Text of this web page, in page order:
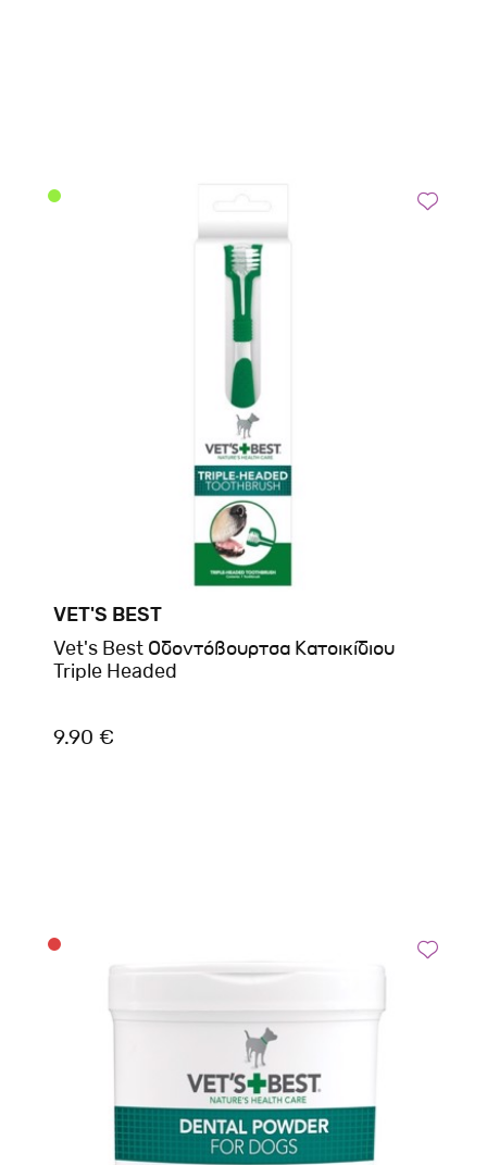
VET'S BEST
Vet's Best Οδοντόβουρτσα Κατοικίδιου
Triple Headed
9.90 €